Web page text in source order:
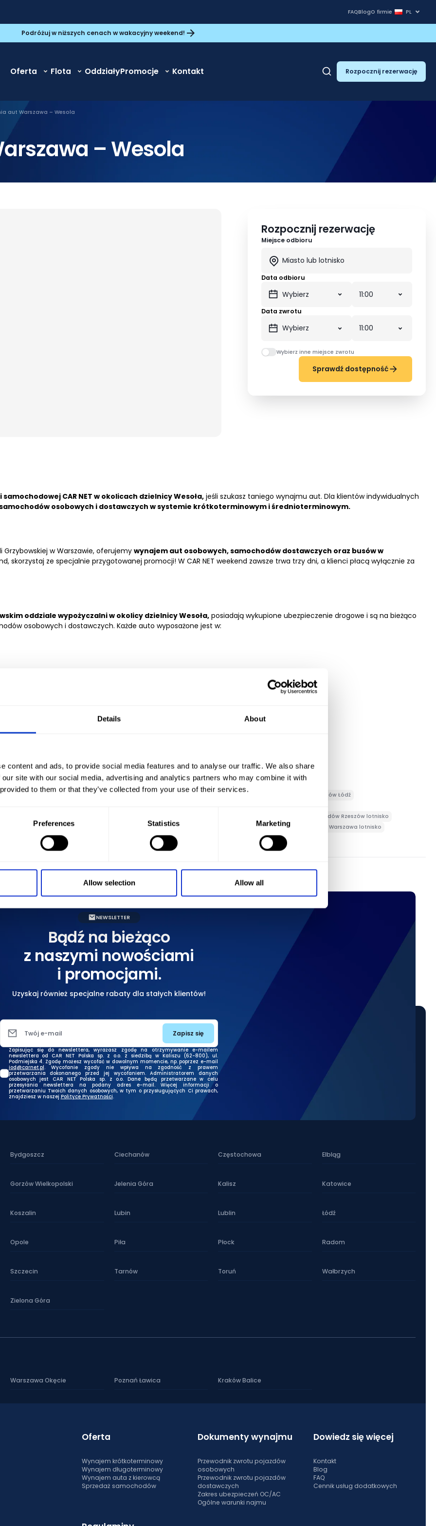
Details About
content and ads, to provide social media features and to analyse our traffic. We also share
site with our social media, advertising and analytics partners who may combine it with
to them or that they’ve collected from your use of their services.
Preferences Statistics Marketing
Allow selection Allow all
FAQBlogO firmie PL
Podróżuj w niższych cenach w wakacyjny weekend!
Oferta Flota OddziałyPromocje Kontakt Rozpocznij rezerwację
aut Warszawa – Wesola
– Wesola
Rozpocznij rezerwację
Miejsce odbioru
Data odbioru
Data zwrotu
Wybierz inne miejsce zwrotu
Sprawdź dostępność
CAR NET w okolicach dzielnicy Wesoła,jeśli szukasz taniego wynajmu aut. Dla klientów indywidualnych
osobowych i dostawczych w systemie krótkoterminowym i średnioterminowym.
Grzybowskiej w Warszawie, oferujemy wynajem aut osobowych, samochodów dostawczych oraz busów w
skorzystaj ze specjalnie przygotowanej promocji! W CAR NET weekend zawsze trwa trzy dni, a klienci płacą wyłącznie za
oddziale wypożyczalni w okolicy dzielnicy Wesoła, posiadają wykupione ubezpieczenie drogowe i są na bieżąco
osobowych i dostawczych. Każde auto wyposażone jest w:
lotnisko Wypożyczalnia samochodów Lubin Wypożyczalnia samochodów Lublin
Wypożyczalnia samochodów Łódź
Wypożyczalnia samochodów Rzeszów lotnisko
Wypożyczalnia samochodów Wałbrzych Wypożyczalnia samochodów Warszawa
Wypożyczalnia samochodów Warszawa lotnisko
Wypożyczalnia samochodów Zielona Góra
NEWSLETTER
Bądź na bieżąco
z naszymi nowościami
i promocjami.
Uzyskaj również specjalne rabaty dla stałych klientów!
Twój e-mail Zapisz się
Zapisując się do newslettera, wyrażasz zgodę na otrzymywanie e-mailem
newslettera od CAR NET Polska sp. z o.o. z siedzibą w Kaliszu (62-800), ul.
Podmiejska 4. Zgodę możesz wycofać w dowolnym momencie, np. poprzez e-mail
iod@carnet.pl. Wycofanie zgody nie wpływa na zgodność z prawem
przetwarzania dokonanego przed jej wycofaniem. Administratorem danych
osobowych jest CAR NET Polska sp. z o.o. Dane będą przetwarzane w celu
przesyłania newslettera na podany adres e-mail. Więcej informacji o
przetwarzaniu Twoich danych osobowych, w tym o przysługujących Ci prawach,
znajdziesz w naszej Polityce Prywatności.
Bydgoszcz Ciechanów Częstochowa Elbląg
Gorzów Wielkopolski Jelenia Góra Kalisz Katowice
Koszalin Lubin Lublin Łódź
Opole Piła Płock Radom
Szczecin Tarnów Toruń Wałbrzych
Zielona Góra
Warszawa Okęcie Poznań Ławica Kraków Balice
Oferta
Wynajem krótkoterminowy
Wynajem długoterminowy
Wynajem auta z kierowcą
Sprzedaż samochodów
Dokumenty wynajmu
Przewodnik zwrotu pojazdów
osobowych
Przewodnik zwrotu pojazdów
dostawczych
Zakres ubezpieczeń OC/AC
Ogólne warunki najmu
Dowiedz się więcej
Kontakt
Blog
FAQ
Cennik usług dodatkowych